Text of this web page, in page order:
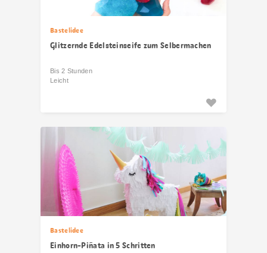
Bastelidee
Glitzernde Edelsteinseife zum Selbermachen
Bis 2 Stunden
Leicht
Bastelidee
Einhorn-Piñata in 5 Schritten